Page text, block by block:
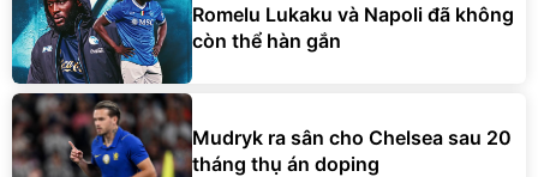
Romelu Lukaku và Napoli đã không
còn thể hàn gắn
Mudryk ra sân cho Chelsea sau 20
tháng thụ án doping